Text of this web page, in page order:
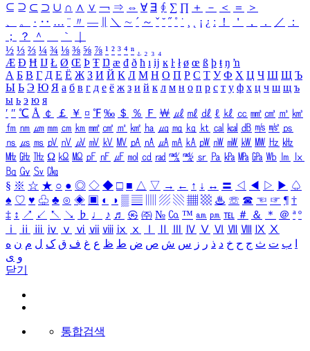
⊆ ⊇ ⊂ ⊃ ∪ ∩ ∧ ∨ ￢ ⇒ ⇔ ∀ ∃ ∮ ∑ ∏ ＋ － ＜ ＝
＞
、
。 · ‥ … ¨ 〃 ― ＼ ∼ ´ ～ ˇ ˘ ˝ ˚ ˙ ¸ ¡ ¿ ː ！ ＇ ， ． ／
：
；
？ ＾ ｀
½ ⅓ ⅔ ¼ ¾ ⅛ ⅜ ⅝ ⅞ ¹ ² ³ ⁴ ⁿ ₁ ₂ ₃ ₄
Æ Ð Ħ Ĳ Ł Ø Œ Þ Ŧ Ŋ æ đ ð ħ ı ĳ ĸ ŀ ł ø œ ß þ ŧ ŋ ŉ
А Б В Г Д Е Ё Ж З И Й К Л М Н О П Р С Т У Ф Х Ц Ч Ш Щ Ъ
Ы Ь Э Ю Я а б в г д е ё ж з и й к л м н о п р с т у ф х ц ч ш щ ъ
ы ь э ю я
′ ″ ℃ Å ￠ ￡ ￥ ¤ ℉ ‰ ＄ ％ Ｆ ￦ ㎕ ㎖ ㎗ ℓ ㎘ ㏄ ㎣ ㎤ ㎥ ㎦
㎙ ㎚ ㎛ ㎜ ㎝ ㎞ ㎟ ㎠ ㎡ ㎢ ㏊ ㎍ ㎎ ㎏ ㏏ ㎈ ㎉ ㏈ ㎧ ㎨ ㎰
㎱ ㎲ ㎳ ㎴ ㎵ ㎶ ㎷ ㎸ ㎹ ㎀ ㎁ ㎂ ㎃ ㎄ ㎺ ㎻ ㎽ ㎾ ㎿ ㎐ ㎑
㎒ ㎓ ㎔ Ω ㏀ ㏁ ㎊ ㎋ ㎌ ㏖ ㏅ ㎭ ㎮ ㎯ ㏛ ㎩ ㎪ ㎫ ㎬ ㏝ ㏐
㏓
㏃ ㏉ ㏜ ㏆
§ ※ ☆ ★ ○ ● ◎ ◇ ◆ □ ■ △ ▽ → ← ↑ ↓ ↔ 〓 ◁ ◀ ▷ ▶ ♤
♠ ♡ ♥ ♧ ♣ ⊙ ◈ ▣ ◐ ◑ ▒ ▤ ▨ ▧ ▦ ▩ ♨ ☏ ☎ ☜ ☞ ¶ †
‡ ↕ ↗ ↙ ↖ ↘ ♭ ♩ ♪ ♬ ㉿ ㈜ № ㏇ ™ ㏂ ㏘ ℡ ＃ ＆ ＊ ＠ ª º
ⅰ
ⅱ ⅲ ⅳ ⅴ ⅵ ⅶ ⅷ ⅸ ⅹ Ⅳ Ⅴ Ⅵ Ⅶ Ⅷ Ⅸ Ⅹ
ب ت ث ج ح خ د ذ ر ز س ش ص ض ط ظ ع غ ف ق ک ل م ن ه
و ی
닫기
통합검색